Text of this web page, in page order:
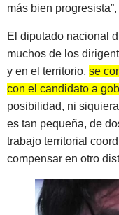
más bien
El diputado nacional
muchos de los
y en el territorio, se
con el candidato a
posibilidad, ni
es tan pequeña, de
trabajo territorial
compensar en otro